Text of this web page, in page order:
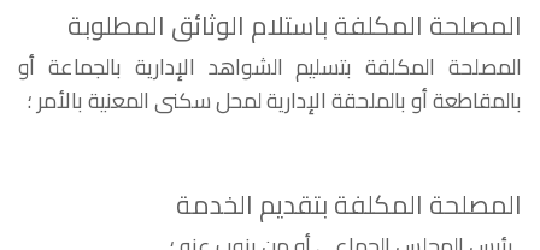
المصلحة المكلفة باستلام الوثائق المطلوبة
المصلحة المكلفة بتسليم الشواهد الإدارية بالجماعة أو
بالمقاطعة أو بالملحقة الإدارية لمحل سكنى المعنية بالأمر ؛
المصلحة المكلفة بتقديم الخدمة